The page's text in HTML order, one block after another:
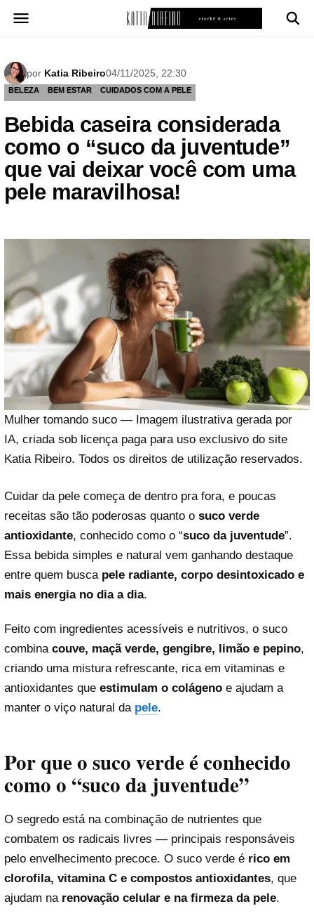
para
por Katia Ribeiro04/11/2025, 22:30
BELEZA BEM ESTAR CUIDADOS COM A PELE
Bebida caseira considerada
como o “suco da juventude”
que vai deixar você com uma
pele maravilhosa!
Mulher tomando suco — Imagem ilustrativa gerada por
IA, criada sob licença paga para uso exclusivo do site
Katia Ribeiro. Todos os direitos de utilização reservados.
Cuidar da pele começa de dentro pra fora, e poucas
receitas são tão poderosas quanto o suco verde
antioxidante, conhecido como o “suco da juventude”.
Essa bebida simples e natural vem ganhando destaque
entre quem busca pele radiante, corpo desintoxicado e
mais energia no dia a dia.
Feito com ingredientes acessíveis e nutritivos, o suco
combina couve, maçã verde, gengibre, limão e pepino,
criando uma mistura refrescante, rica em vitaminas e
antioxidantes que estimulam o colágeno e ajudam a
manter o viço natural da pele.
Por que o suco verde é conhecido
como o “suco da juventude”
O segredo está na combinação de nutrientes que
combatem os radicais livres — principais responsáveis
pelo envelhecimento precoce. O suco verde é rico em
clorofila, vitamina C e compostos antioxidantes, que
ajudam na renovação celular e na firmeza da pele.